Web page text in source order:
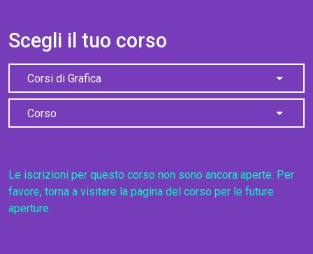
Scegli il tuo corso
Corsi di Grafica
Corso
Le iscrizioni per questo corso non sono ancora aperte. Per
favore, torna a visitare la pagina del corso per le future
aperture.